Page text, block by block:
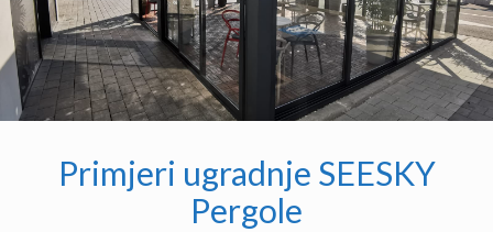
Primjeri ugradnje SEESKY
Pergole